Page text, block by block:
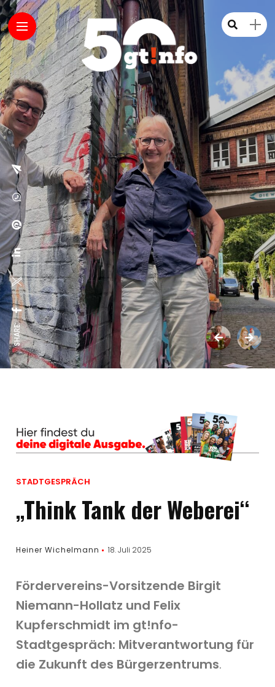
SHARE:
STADTGESPRÄCH
„Think Tank der Weberei“
Heiner Wichelmann 18. Juli 2025
Fördervereins-Vorsitzende Birgit
Niemann-Hollatz und Felix
Kupferschmidt im gt!nfo-
Stadtgespräch: Mitverantwortung für
die Zukunft des Bürgerzentrums.